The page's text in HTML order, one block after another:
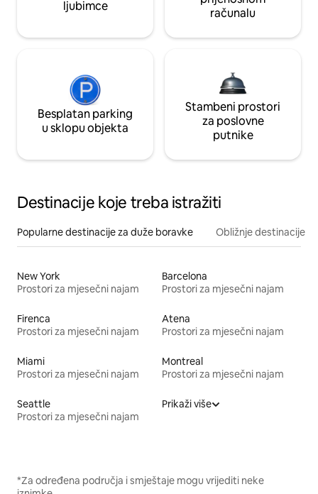
ljubimce
računalu
Besplatan parking
u sklopu objekta
Stambeni prostori
za poslovne
putnike
Destinacije koje treba istražiti
Popularne destinacije za duže boravke Obližnje destinacije
New York
Prostori za mjesečni najam
Barcelona
Prostori za mjesečni najam
Firenca
Prostori za mjesečni najam
Atena
Prostori za mjesečni najam
Miami
Prostori za mjesečni najam
Montreal
Prostori za mjesečni najam
Seattle
Prostori za mjesečni najam
Prikaži više
*Za određena područja i smještaje mogu vrijediti neke